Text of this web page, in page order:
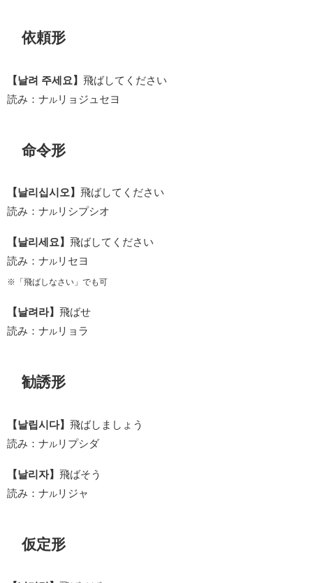
依頼形
【날려 주세요】 飛ばしてください
読み：ナ ル リョジュセヨ
命令形
【날리십시오】 飛ばしてください
読み：ナ ル リシプシオ
【날리세요】 飛ばしてください
読み：ナ ル リセヨ
※「飛ばしなさい」でも可
【날려라】 飛ばせ
読み：ナ ル リョラ
勧誘形
【날립시다】 飛ばしましょう
読み：ナ ル リプシダ
【날리자】 飛ばそう
読み：ナ ル リジャ
仮定形